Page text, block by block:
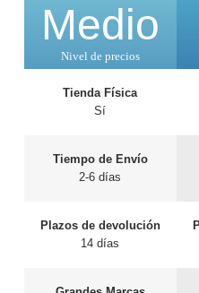
Medio
Nivel de precios
Tienda Física
Sí
Tiempo de Envío
2-6 días
Plazos de devolución
14 días